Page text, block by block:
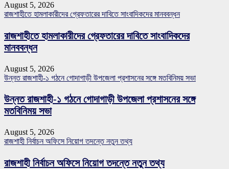
August 5, 2026
রাজশাহীতে হামলাকারীদের গ্রেফতারের দাবিতে সাংবাদিকদের মানববন্ধন
রাজশাহীতে হামলাকারীদের গ্রেফতারের দাবিতে সাংবাদিকদের
মানববন্ধন
August 5, 2026
উন্নত রাজশাহী-১ গঠনে গোদাগাড়ী উপজেলা প্রশাসনের সঙ্গে মতবিনিময় সভা
উন্নত রাজশাহী-১ গঠনে গোদাগাড়ী উপজেলা প্রশাসনের সঙ্গে
মতবিনিময় সভা
August 5, 2026
রাজশাহী নির্বাচন অফিসে নিয়োগ তদন্তে নতুন তথ্য
রাজশাহী নির্বাচন অফিসে নিয়োগ তদন্তে নতুন তথ্য